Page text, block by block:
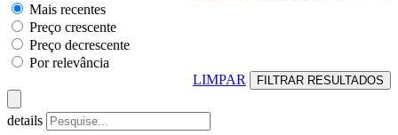
Mais recentes
Preço crescente
Preço decrescente
Por relevância
LIMPAR
details